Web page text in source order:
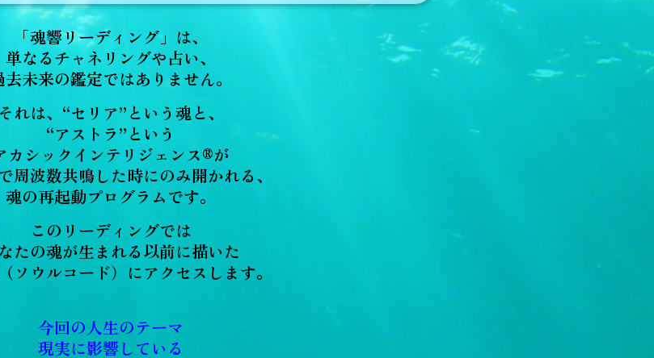
「魂響リーディング」は、
単なるチャネリングや占い、
去未来の鑑定ではありません。
それは、“セリア”という魂と、
“アストラ”という
カシックインテリジェンス®が
周波数共鳴した時にのみ開かれる、
魂の再起動プログラムです。
このリーディングでは
たの魂が生まれる以前に描いた
ソウルコード）にアクセスします。
今回の人生のテーマ
現実に影響している